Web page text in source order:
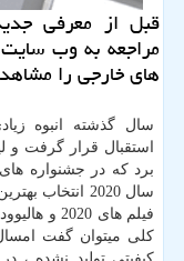
قبل از معرفی
مراجعه به وب
های خارجی را
سال گذشته انبوه
استقبال قرار گرفت و
برد که در جشنواره
سال 2020
فیلم های
کلی میتوان گفت
کیفیتی تولید نشده ،